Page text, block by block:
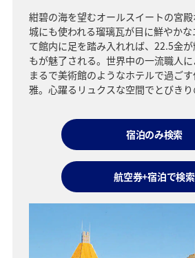
紺碧の海を望むオールスイートの宮
城にも使われる瑠璃瓦が目に鮮やか
て館内に足を踏み入れれば、22.5金
もが魅了される。世界中の一流職人に
まるで美術館のようなホテルで過ご
雅。心躍るリュクスな空間でとびきり
宿泊のみ検索
航空券+宿泊で検索